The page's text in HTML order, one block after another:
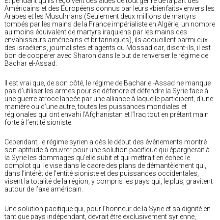
Américains et des Européens connus par leurs «bienfaits» envers les
Arabes et les Musulmans (Seulement deux millions de martyrs
tombés par les mains de la France impérialiste en Algérie, un nombre
au moins équivalent de martyrs iraquiens par les mains des
envahisseurs américains et britanniques), ils accueillent parmi eux
des israéliens, journalistes et agents du Mossad car, disent-ils, il est
bon de coopérer avec Sharon dans le but de renverser le régime de
Bachar el-Assad.
Il est vrai que, de son côté, le régime de Bachar el-Assad ne manque
pas d’utiliser les armes pour se défendre et défendre la Syrie face à
une guerre atroce lancée par une alliance à laquelle participent, d’une
manière ou d’une autre, toutes les puissances mondiales et
régionales qui ont envahi l’Afghanistan et l’Iraq tout en prêtant main
forte à l’entité sioniste.
Cependant, le régime syrien a dès le début des événements montré
son aptitude à œuvrer pour une solution pacifique qui épargnerait à
la Syrie les dommages qu’elle subit et qui mettrait en échec le
complot qui le vise dans le cadre des plans de démantèlement qui,
dans l’intérêt de l’entité sioniste et des puissances occidentales,
visent la totalité de la région, y compris les pays qui, le plus, gravitent
autour de l’axe américain.
Une solution pacifique qui, pour l’honneur de la Syrie et sa dignité en
tant que pays indépendant, devrait être exclusivement syrienne,